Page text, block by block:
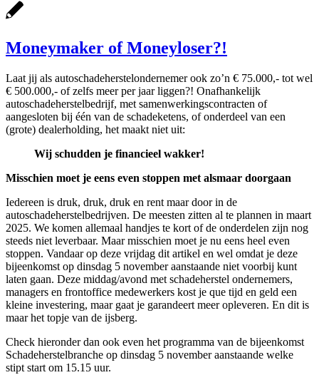
Moneymaker of Moneyloser?!
Laat jij als autoschadeherstelondernemer ook zo’n € 75.000,- tot wel
€ 500.000,- of zelfs meer per jaar liggen?! Onafhankelijk
autoschadeherstelbedrijf, met samenwerkingscontracten of
aangesloten bij één van de schadeketens, of onderdeel van een
(grote) dealerholding, het maakt niet uit:
Wij schudden je financieel wakker!
Misschien moet je eens even stoppen met alsmaar doorgaan
Iedereen is druk, druk, druk en rent maar door in de
autoschadeherstelbedrijven. De meesten zitten al te plannen in maart
2025. We komen allemaal handjes te kort of de onderdelen zijn nog
steeds niet leverbaar. Maar misschien moet je nu eens heel even
stoppen. Vandaar op deze vrijdag dit artikel en wel omdat je deze
bijeenkomst op dinsdag 5 november aanstaande niet voorbij kunt
laten gaan. Deze middag/avond met schadeherstel ondernemers,
managers en frontoffice medewerkers kost je que tijd en geld een
kleine investering, maar gaat je garandeert meer opleveren. En dit is
maar het topje van de ijsberg.
Check hieronder dan ook even het programma van de bijeenkomst
Schadeherstelbranche op dinsdag 5 november aanstaande welke
stipt start om 15.15 uur.